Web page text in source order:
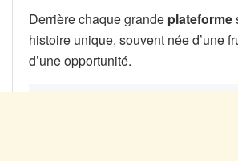
Derrière chaque grande plateforme
histoire unique, souvent née d’une
d’une opportunité.